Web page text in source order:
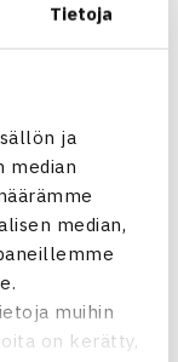
Tietoja
ja
median
median,
muihin
on kerätty,
Marand USA